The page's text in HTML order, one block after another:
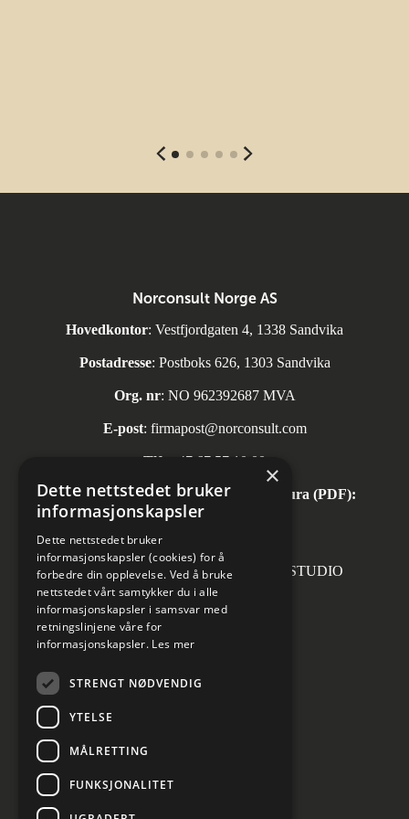
Norconsult Norge AS
Hovedkontor: Vestfjordgaten 4, 1338 Sandvika
Postadresse: Postboks 626, 1303 Sandvika
Org. nr: NO 962392687 MVA
E-post: firmapost@norconsult.com
Tlf: +47 67 57 10 00
Automatisk mottak av inngående faktura (PDF):
invoice.no@norconsult.com
Forsidefoto: RASMUS HJORTSHOJ STUDIO
Cookies innstillinger
×
Dette nettstedet bruker
informasjonskapsler
Dette nettstedet bruker
informasjonskapsler (cookies) for å
forbedre din opplevelse. Ved å bruke
nettstedet vårt samtykker du i alle
informasjonskapsler i samsvar med
retningslinjene våre for
informasjonskapsler. Les mer
STRENGT NØDVENDIG
YTELSE
MÅLRETTING
FUNKSJONALITET